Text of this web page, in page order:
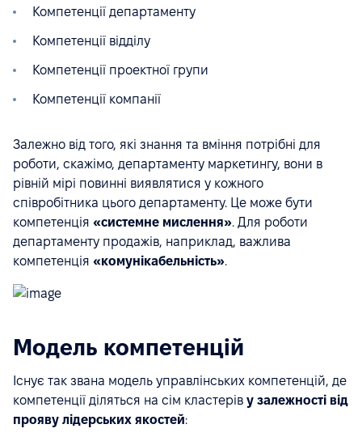
Компетенції департаменту
Компетенції відділу
Компетенції проектної групи
Компетенції компанії
Залежно від того, які знання та вміння потрібні для
роботи, скажімо, департаменту маркетингу, вони в
рівній мірі повинні виявлятися у кожного
співробітника цього департаменту. Це може бути
компетенція «системне мислення». Для роботи
департаменту продажів, наприклад, важлива
компетенція «комунікабельність».
Модель компетенцій
Існує так звана модель управлінських компетенцій, де
компетенції діляться на сім кластерів у залежності від
прояву лідерських якостей: